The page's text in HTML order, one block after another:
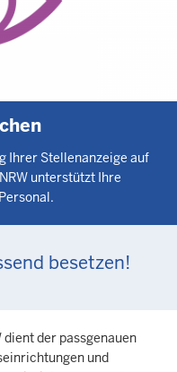
Ihrer Stellenanzeige auf
unterstützt Ihre
besetzen!
der passgenauen
und